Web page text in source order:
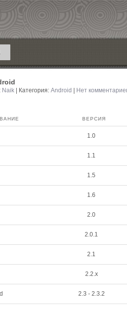
Naik | Категория:Android Нет
ВЕРСИЯ
1.0
1.1
1.5
1.6
2.0
2.0.1
2.1
2.2.x
2.3 - 2.3.2